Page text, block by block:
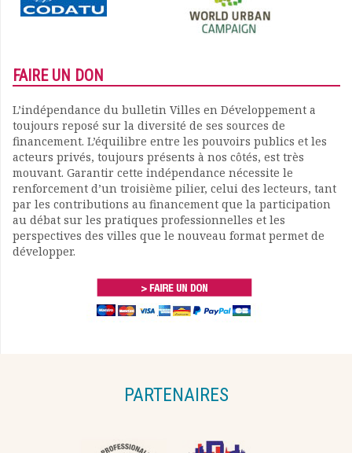
FAIRE UN DON
L’indépendance du bulletin Villes en Développement a
toujours reposé sur la diversité de ses sources de
financement. L’équilibre entre les pouvoirs publics et les
acteurs privés, toujours présents à nos côtés, est très
mouvant. Garantir cette indépendance nécessite le
renforcement d’un troisième pilier, celui des lecteurs, tant
par les contributions au financement que la participation
au débat sur les pratiques professionnelles et les
perspectives des villes que le nouveau format permet de
développer.
PARTENAIRES